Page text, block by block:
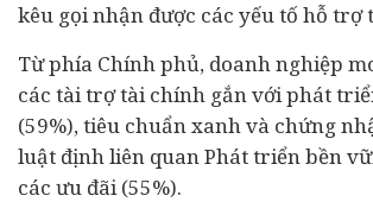
kêu gọi nhận được các yếu tố hỗ trợ
Từ phía Chính phủ, doanh nghiệp
các tài trợ tài chính gắn với phát
(59%), tiêu chuẩn xanh và chứng
luật định liên quan Phát triển bền
các ưu đãi (55%).